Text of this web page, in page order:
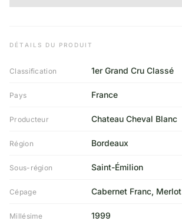
DÉTAILS DU PRODUIT
Classification 1er Grand Cru Classé
Pays France
Producteur Chateau Cheval Blanc
Région Bordeaux
Sous-région Saint-Émilion
Cépage Cabernet Franc, Merlot
Millésime 1999